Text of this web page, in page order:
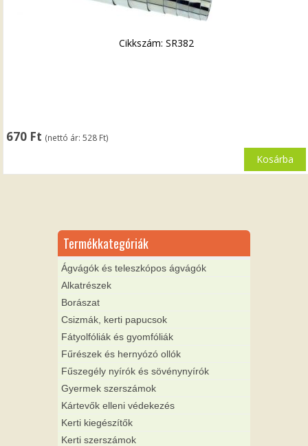
670 Ft (nettó ár:528 Ft)
Cikkszám: SR382
Kosárba
Termékkategóriák
Ágvágók és teleszkópos ágvágók
Alkatrészek
Borászat
Csizmák, kerti papucsok
Fátyolfóliák és gyomfóliák
Fűrészek és hernyózó ollók
Fűszegély nyírók és sövénynyírók
Gyermek szerszámok
Kártevők elleni védekezés
Kerti kiegészítők
Kerti szerszámok